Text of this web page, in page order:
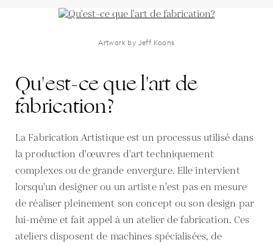
Artwork by Jeff Koons
Qu'est-ce que l'art de
fabrication?
La Fabrication Artistique est un processus utilisé dans
la production d'œuvres d'art techniquement
complexes ou de grande envergure. Elle intervient
lorsqu'un designer ou un artiste n'est pas en mesure
de réaliser pleinement son concept ou son design par
lui-même et fait appel à un atelier de fabrication. Ces
ateliers disposent de machines spécialisées, de